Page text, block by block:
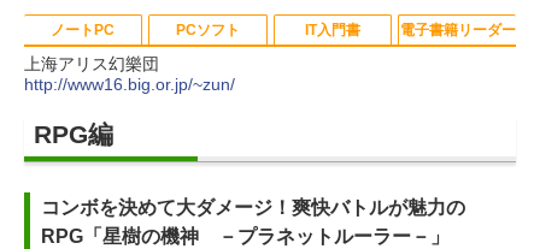
ノートPC
に設計、Liquid Retinaディスプレ
イ、8GBユニファイドメモリ、256
PCソフト
ロブロックス | オンラインコード版
IT入門書
￥1,766
電子書籍リーダー
ンチディスプレイ電子書籍リーダ
ー、マッチャ、16GB、広告なし
上海アリス幻樂団
http://www16.big.or.jp/~zun/
RPG編
コンボを決めて大ダメージ！爽快バトルが魅力の
RPG「星樹の機神 －プラネットルーラー－」